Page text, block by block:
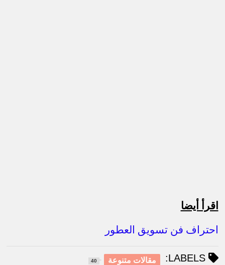
اقرأ أيضا
احتراف فن تسويق العطور
LABELS: مقالات متنوعة 40